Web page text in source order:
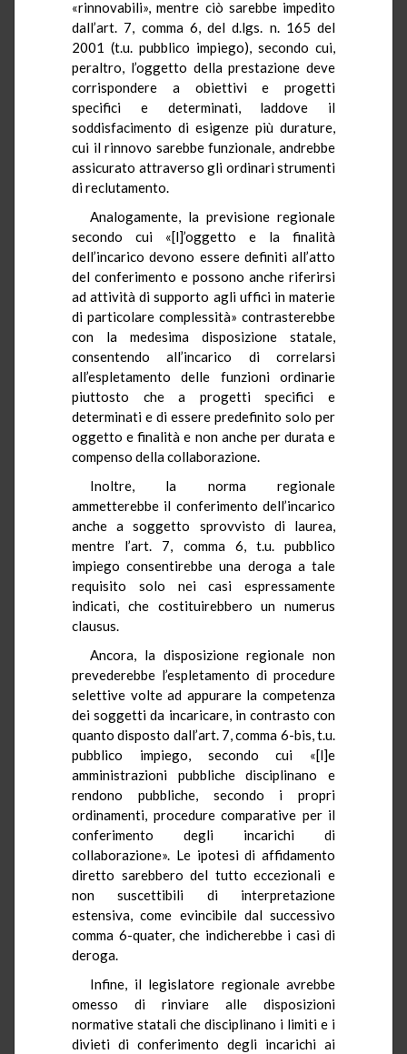
«rinnovabili», mentre ciò sarebbe impedito
dall’art. 7, comma 6, del d.lgs. n. 165 del
2001 (t.u. pubblico impiego), secondo cui,
peraltro, l’oggetto della prestazione deve
corrispondere a obiettivi e progetti
specifici e determinati, laddove il
soddisfacimento di esigenze più durature,
cui il rinnovo sarebbe funzionale, andrebbe
assicurato attraverso gli ordinari strumenti
di reclutamento.
Analogamente, la previsione regionale
secondo cui «[l]’oggetto e la finalità
dell’incarico devono essere definiti all’atto
del conferimento e possono anche riferirsi
ad attività di supporto agli uffici in materie
di particolare complessità» contrasterebbe
con la medesima disposizione statale,
consentendo all’incarico di correlarsi
all’espletamento delle funzioni ordinarie
piuttosto che a progetti specifici e
determinati e di essere predefinito solo per
oggetto e finalità e non anche per durata e
compenso della collaborazione.
Inoltre, la norma regionale
ammetterebbe il conferimento dell’incarico
anche a soggetto sprovvisto di laurea,
mentre l’art. 7, comma 6, t.u. pubblico
impiego consentirebbe una deroga a tale
requisito solo nei casi espressamente
indicati, che costituirebbero un numerus
clausus.
Ancora, la disposizione regionale non
prevederebbe l’espletamento di procedure
selettive volte ad appurare la competenza
dei soggetti da incaricare, in contrasto con
quanto disposto dall’art. 7, comma 6-bis, t.u.
pubblico impiego, secondo cui «[l]e
amministrazioni pubbliche disciplinano e
rendono pubbliche, secondo i propri
ordinamenti, procedure comparative per il
conferimento degli incarichi di
collaborazione». Le ipotesi di affidamento
diretto sarebbero del tutto eccezionali e
non suscettibili di interpretazione
estensiva, come evincibile dal successivo
comma 6-quater, che indicherebbe i casi di
deroga.
Infine, il legislatore regionale avrebbe
omesso di rinviare alle disposizioni
normative statali che disciplinano i limiti e i
divieti di conferimento degli incarichi ai